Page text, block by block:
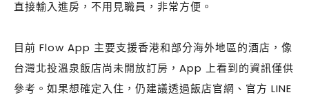
直接輸入進房，不用見職員，非常方便。
目前 Flow App 主要支援香港和部分海外地區的酒店，像
台灣北投溫泉飯店尚未開放訂房，App 上看到的資訊僅供
參考。如果想確定入住，仍建議透過飯店官網、官方 LINE